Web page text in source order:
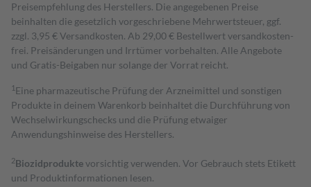
Preisempfehlung des Herstellers. Die angegebenen Preise
beinhalten die gesetzlich vorgeschriebene Mehrwertsteuer, ggf.
zzgl. 3,95 € Versandkosten. Ab 29,00 € Bestell­wert versand­kosten­
frei. Preisänderungen und Irrtümer vorbehalten. Alle Angebote
und Gratis-Beigaben nur solange der Vorrat reicht.
1 Eine pharmazeutische Prüfung der Arzneimittel und sonstigen
Produkte in deinem Warenkorb beinhaltet die Durchführung von
Wechselwirkungschecks und die Prüfung etwaiger
Anwendungshinweise des Herstellers.
2Biozidproduktevorsichtig verwenden. Vor Gebrauch stets Etikett
und Produktinformationen lesen.